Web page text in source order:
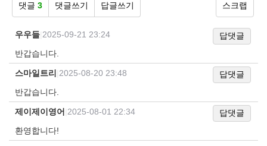
댓글 3 댓글쓰기 답글쓰기 스크랩
우우들 2025-09-21 23:24
답댓글
반갑습니다.
스마일트리 2025-08-20 23:48
답댓글
반갑습니다.
제이제이영어 2025-08-01 22:34
답댓글
환영합니다!